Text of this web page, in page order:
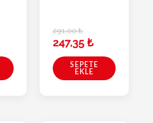
291,00₺
247,35 ₺
SEPETE
EKLE